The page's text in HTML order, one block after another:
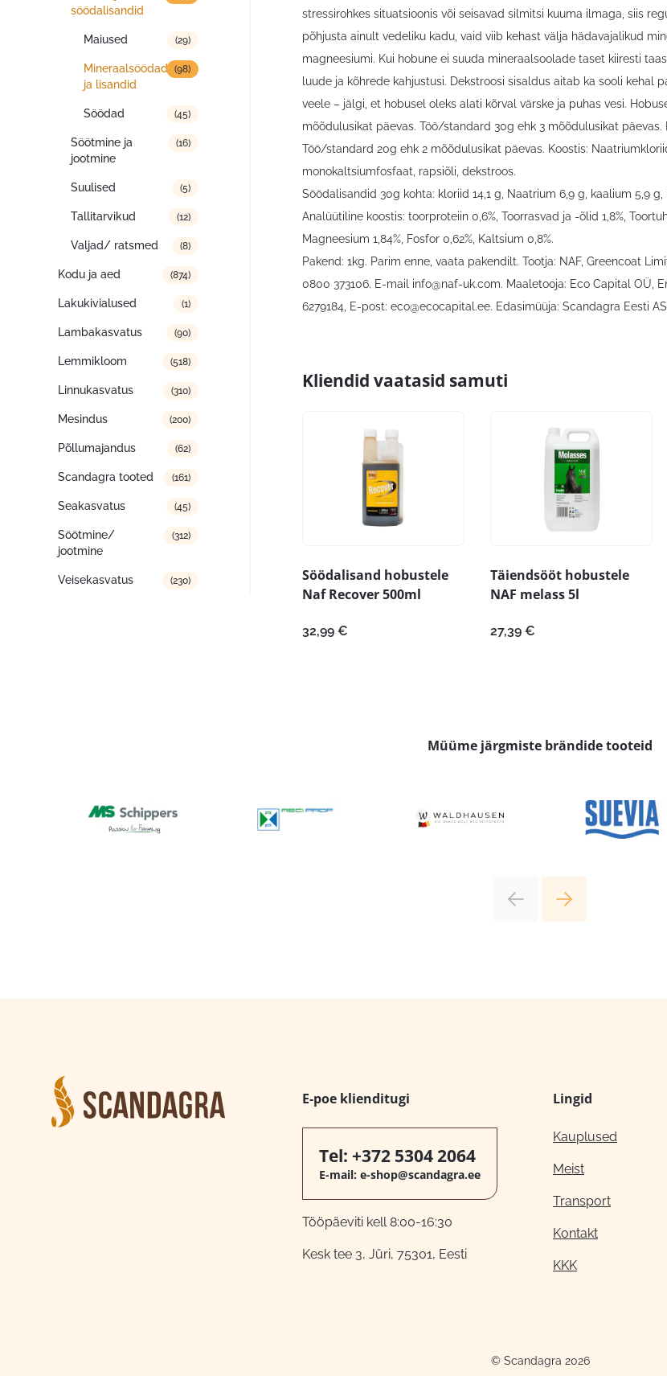
söödalisandid
Maiused (29)
Mineraalsöödad
ja lisandid
(98)
Söödad (45)
Söötmine ja
jootmine
(16)
Suulised (5)
Tallitarvikud (12)
Valjad/ ratsmed (8)
Kodu ja aed (874)
Lakukivialused (1)
Lambakasvatus (90)
Lemmikloom (518)
Linnukasvatus (310)
Mesindus (200)
Põllumajandus (62)
Scandagra tooted (161)
Seakasvatus (45)
Söötmine/
jootmine
(312)
Veisekasvatus (230)
stressirohkes situatsioonis või seisavad silmitsi kuuma ilmaga, siis
põhjusta ainult vedeliku kadu, vaid viib kehast välja hädavajalikud
magneesiumi. Kui hobune ei suuda mineraalsoolade taset kiiresti
luude ja kõhrede kahjustusi. Dekstroosi sisaldus aitab ka sooli kehal
veele – jälgi, et hobusel oleks alati kõrval värske ja puhas vesi.
mõõdulusikat päevas. Töö/standard 30g ehk 3 mõõdulusikat
Töö/standard 20g ehk 2 mõõdulusikat päevas. Koostis:
monokaltsiumfosfaat, rapsiõli, dekstroos.
Söödalisandid 30g kohta: kloriid 14,1 g, Naatrium 6,9 g, kaalium 5,9
Analüütiline koostis: toorproteiin 0,6%, Toorrasvad ja -õlid 1,8%,
Magneesium 1,84%, Fosfor 0,62%, Kaltsium 0,8%.
Pakend: 1kg. Parim enne, vaata pakendilt. Tootja: NAF, Greencoat
0800 373106. E-mail info@naf-uk.com. Maaletooja: Eco Capital OÜ,
6279184, E-post: eco@ecocapital.ee. Edasimüüja: Scandagra Eesti
Kliendid vaatasid samuti
Söödalisand hobustele
Naf Recover 500ml
32,99 €
Täiendsööt hobustele
NAF melass 5l
27,39 €
Müüme järgmiste brändide tooteid
E-poe klienditugi
Tel: +372 5304 2064
E-mail: e-shop@scandagra.ee
Tööpäeviti kell 8:00-16:30
Kesk tee 3, Jüri, 75301, Eesti
Lingid
Kauplused
Meist
Transport
Kontakt
KKK
© Scandagra 2026